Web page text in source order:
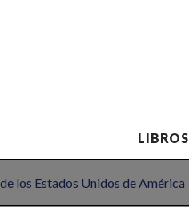
LIBROS
los Estados Unidos de América